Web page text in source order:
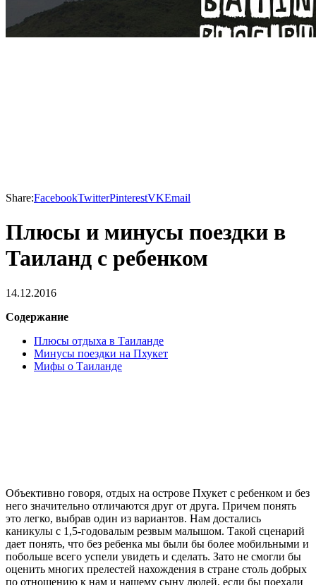
Share:FacebookTwitterPinterestVKEmail
Плюсы и минусы поездки в
Таиланд с ребенком
14.12.2016
Содержание
Плюсы отдыха в Таиланде
Минусы поездки на Пхукет
Мифы о Таиланде
Объективно говоря, отдых на острове Пхукет с ребенком и без
него значительно отличаются друг от друга. Причем понять
это легко, выбрав один из вариантов. Нам достались
каникулы с 1,5-годовалым резвым малышом. Такой сценарий
дает понять, что без ребенка мы были бы более мобильными и
побольше всего успели увидеть и сделать. Зато не смогли бы
оценить многих прелестей нахождения в стране столь добрых
по отношению к нам и нашему сыну людей, если бы поехали